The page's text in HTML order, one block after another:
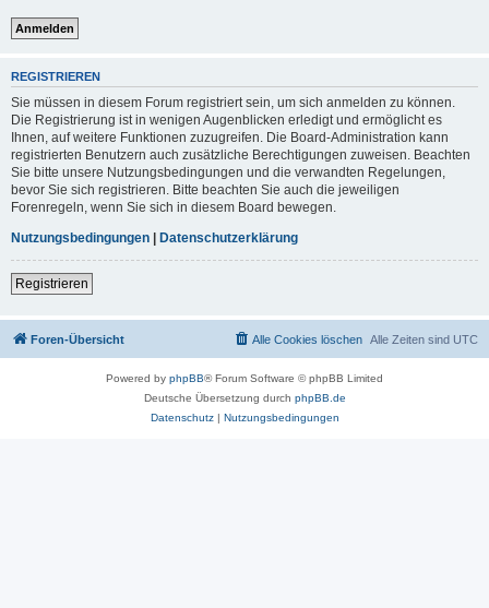
REGISTRIEREN
Sie müssen in diesem Forum registriert sein, um sich anmelden zu können.
Die Registrierung ist in wenigen Augenblicken erledigt und ermöglicht es
Ihnen, auf weitere Funktionen zuzugreifen. Die Board-Administration kann
registrierten Benutzern auch zusätzliche Berechtigungen zuweisen. Beachten
Sie bitte unsere Nutzungsbedingungen und die verwandten Regelungen,
bevor Sie sich registrieren. Bitte beachten Sie auch die jeweiligen
Forenregeln, wenn Sie sich in diesem Board bewegen.
Nutzungsbedingungen | Datenschutzerklärung
Registrieren
Foren-Übersicht Alle Zeiten sind UTC
Alle Cookies löschen
Powered by phpBB® Forum Software © phpBB Limited
Deutsche Übersetzung durch phpBB.de
Datenschutz| Nutzungsbedingungen